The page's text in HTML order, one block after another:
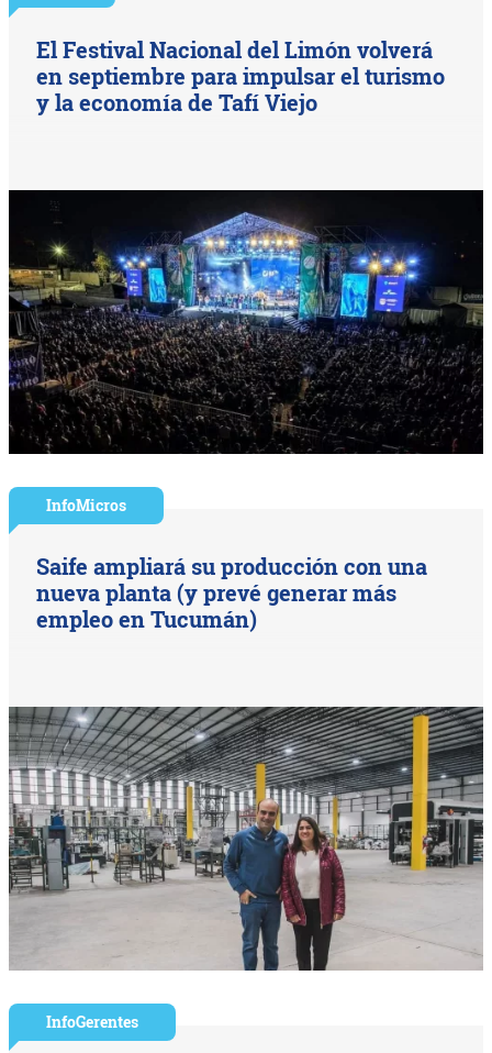
El Festival Nacional del Limón volverá
en septiembre para impulsar el turismo
y la economía de Tafí Viejo
InfoMicros
Saife ampliará su producción con una
nueva planta (y prevé generar más
empleo en Tucumán)
InfoGerentes